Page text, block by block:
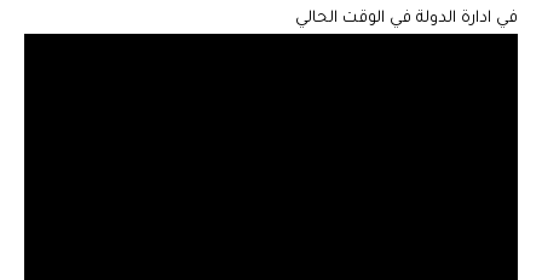
في ادارة الدولة في الوقت الحالي